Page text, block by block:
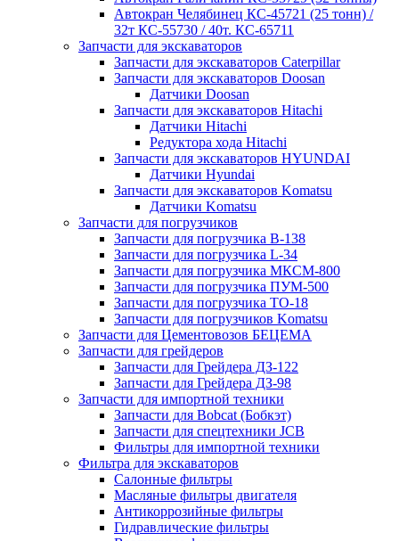
Автокран Челябинец КС-45721 (25 тонн) /
32т КС-55730 / 40т. КС-65711
Запчасти для экскаваторов
Запчасти для экскаваторов Caterpillar
Запчасти для экскаваторов Doosan
Датчики Doosan
Запчасти для экскаваторов Hitachi
Датчики Hitachi
Редуктора хода Hitachi
Запчасти для экскаваторов HYUNDAI
Датчики Hyundai
Запчасти для экскаваторов Komatsu
Датчики Komatsu
Запчасти для погрузчиков
Запчасти для погрузчика B-138
Запчасти для погрузчика L-34
Запчасти для погрузчика МКСМ-800
Запчасти для погрузчика ПУМ-500
Запчасти для погрузчика ТО-18
Запчасти для погрузчиков Komatsu
Запчасти для Цементовозов БЕЦЕМА
Запчасти для грейдеров
Запчасти для Грейдера ДЗ-122
Запчасти для Грейдера ДЗ-98
Запчасти для импортной техники
Запчасти для Bobcat (Бобкэт)
Запчасти для спецтехники JCB
Фильтры для импортной техники
Фильтра для экскаваторов
Салонные фильтры
Масляные фильтры двигателя
Антикоррозийные фильтры
Гидравлические фильтры